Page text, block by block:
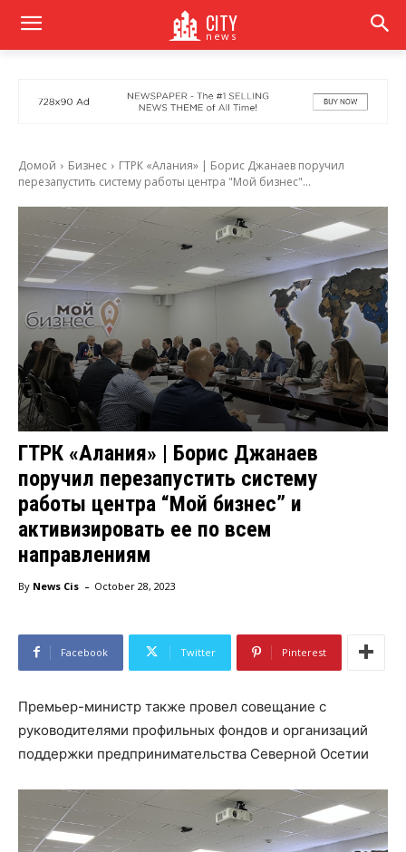
CITY
news
Домой Бизнес
ГТРК «Алания» | Борис Джанаев поручил
перезапустить систему работы центра "Мой бизнес"...
ГТРК «Алания» | Борис Джанаев
поручил перезапустить систему
работы центра “Мой бизнес” и
активизировать ее по всем
направлениям
By News Cis - October 28, 2023
Facebook Twitter Pinterest
Премьер-министр также провел совещание с
руководителями профильных фондов и организаций
поддержки предпринимательства Северной Осетии